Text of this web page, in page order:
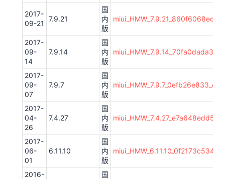
2017-
09-21
7.9.21
国
内
版
2017-
09-
14
7.9.14
国
内
版
2017-
09-
07
7.9.7
国
内
版
2017-
04-
26
7.4.27
国
内
版
2017-
06-
01
6.11.10
国
内
版
2016-
国